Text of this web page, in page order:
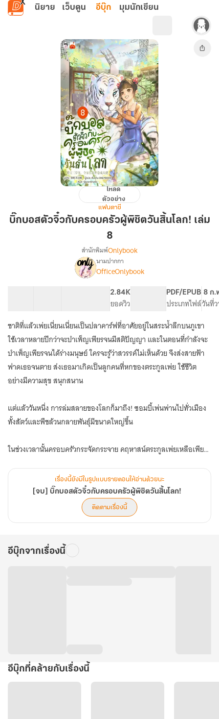
ข้ามไปยังเนื้อหาหลัก
นิยาย เว็บตูน อีบุ๊ก มุมนักเขียน
อส
ครอบครัว
พิชิต
สิ้น
โลก!
เล่ม
8
โหลด
ตัวอย่าง
แฟนตาซี
บิ๊กบอสตัวจิ๋วกับครอบครัวผู้พิชิตวันสิ้นโลก! เล่ม
8
เรื่อง[จบ]
บิ๊
กบ
อส
ตัว
จิ๋ว
กับ
ครอบครัว
ผู้
พิชิต
วัน
สิ้น
สำนักพิมพ์Onlybook
นามปากกา
OfficeOnlybook
2.84K
ยอดวิว
PDF/EPUB
ประเภทไฟล์
8 ก.
วันที่
ชาติที่แล้วเพ่ยเนี่ยนเนี่ยนเป็นปลาคาร์ฟที่อาศัยอยู่ในสระน้ำลึกบนภูเขา
ใช้เวลาหลายปีกว่าจะบำเพ็ญเพียรจนมีสติปัญญา และในตอนที่กำลังจะ
บำเพ็ญเพียรจนได้ร่างมนุษย์ ใครจะรู้ว่าสวรรค์ไม่เห็นด้วย จึงส่งสายฟ้า
ฟาดเธอจนตาย ส่งเธอมาเกิดเป็นลูกคนที่หกของตระกูลเพ่ย ใช้ชีวิต
อย่างมีความสุข สนุกสนาน
แต่แล้ววันหนึ่ง การล่มสลายของโลกก็มาถึง! ซอมบี้เพ่นพ่านไปทั่วเมือง
ทั้งสัตว์และพืชล้วนกลายพันธุ์มีขนาดใหญ่ขึ้น
ในช่วงเวลานั้นครอบครัวกระจัดกระจาย คฤหาสน์ตระกูลเพ่ยเหลือเพียง
ต่าง ๆ จึงวางแผนสร้างทีม และฝันฝ่าซอมบี้กลับมาหาเธอ แต่เมื่อกลับ
มาถึงบ้าน พวกเขาก็พบว่าทุกสิ่งได้เปลี่ยนแปลงไป
คนที่กระโดดขึ้นไปบนต้นไม้กลายพันธู์นั้น... หรือว่าจะเป็นน้องหกของ
เมื่อเกิดแผ่นดินไหว ภูเขาถล่ม น้ำทะเลซัดฝั่ง ตึกสูงถล่ม และแผ่นดินสั่น
เรื่องนี้ยังมีในรูปแบบรายตอนให้อ่านด้วยนะ
[จบ] บิ๊กบอสตัวจิ๋วกับครอบครัวผู้พิชิตวันสิ้นโลก!
ติดตามเรื่องนี้
อีบุ๊กจากเรื่องนี้
อีบุ๊กที่คล้ายกับเรื่องนี้